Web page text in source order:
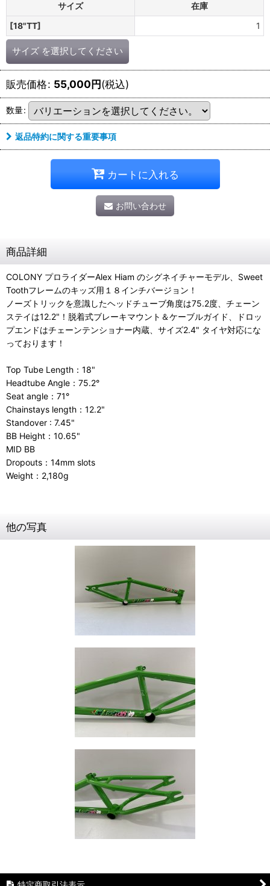
サイズ
在庫
[18"TT]
1
サイズ を選択してください
販売価格: 55,000円(税込)
数量:
返品特約に関する重要事項
カートに入れる
お問い合わせ
商品詳細
COLONY プロライダーAlex Hiam のシグネイチャーモデル、Sweet
Toothフレームのキッズ用１８インチバージョン！
ノーズトリックを意識したヘッドチューブ角度は75.2度、チェーン
ステイは12.2"！脱着式ブレーキマウント＆ケーブルガイド、ドロッ
プエンドはチェーンテンショナー内蔵、サイズ2.4" タイヤ対応にな
っております！
Top Tube Length：18"
Headtube Angle：75.2°
Seat angle：71°
Chainstays length：12.2"
Standover : 7.45"
BB Height：10.65"
MID BB
Dropouts：14mm slots
Weight：2,180g
他の写真